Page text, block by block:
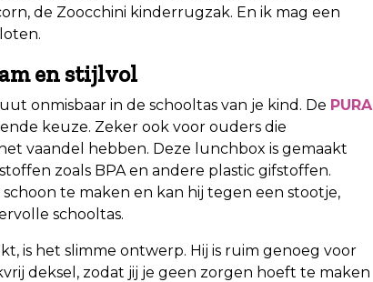
de Zoocchini kinderrugzak. En ik mag een
en stijlvol
onmisbaar in de schooltas van je kind. De PURA
keuze. Zeker ook voor ouders die
vaandel hebben. Deze lunchbox is gemaakt
zoals BPA en andere plastic gifstoffen.
te maken en kan hij tegen een stootje,
schooltas.
is het slimme ontwerp. Hij is ruim genoeg voor
deksel, zodat jij je geen zorgen hoeft te maken